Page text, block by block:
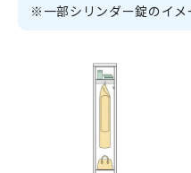
※一部シリンダー錠のイメ